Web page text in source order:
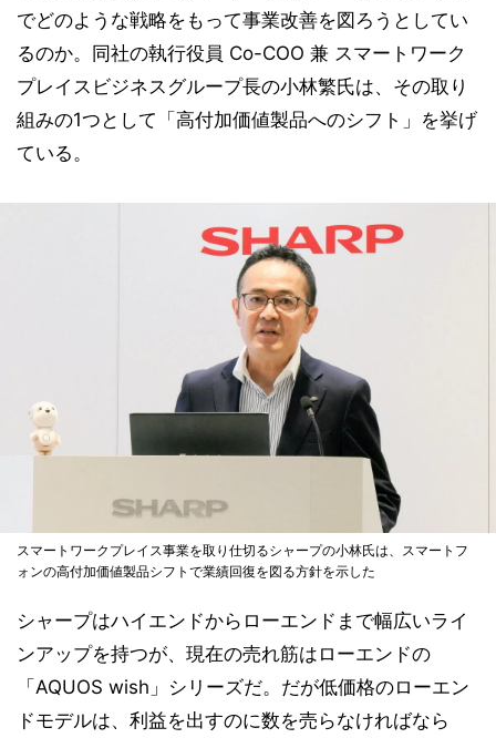
でどのような戦略をもって事業改善を図ろうとしてい
るのか。同社の執行役員 Co-COO 兼 スマートワーク
プレイスビジネスグループ長の小林繁氏は、その取り
組みの1つとして「高付加価値製品へのシフト」を挙げ
ている。
スマートワークプレイス事業を取り仕切るシャープの小林氏は、スマートフ
ォンの高付加価値製品シフトで業績回復を図る方針を示した
シャープはハイエンドからローエンドまで幅広いライ
ンアップを持つが、現在の売れ筋はローエンドの
「AQUOS wish」シリーズだ。だが低価格のローエン
ドモデルは、利益を出すのに数を売らなければなら